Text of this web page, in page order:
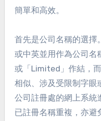
簡單和高效。
首先是公司名稱的選擇
或中英並用作為公司名
或「Limited」作結，
相似、涉及受限制字眼
公司註冊處的網上系統
已註冊名稱重複，亦避